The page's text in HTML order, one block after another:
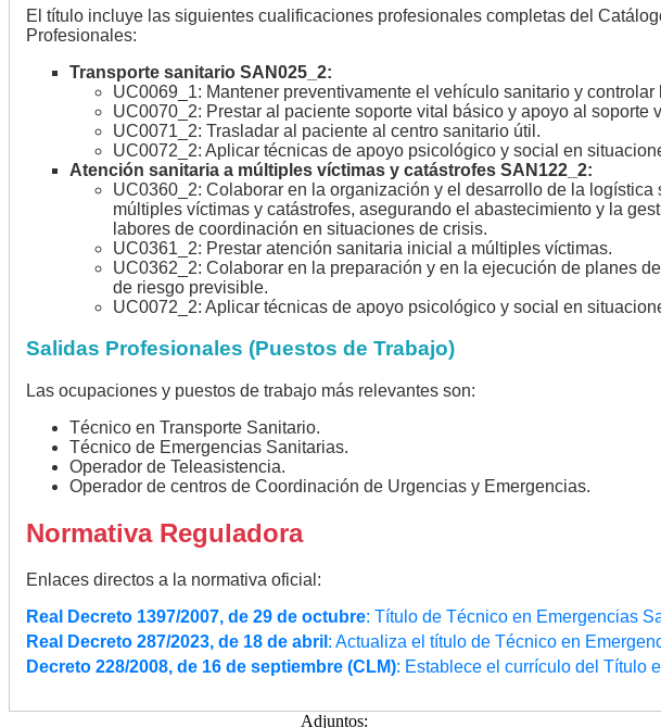
El título incluye las siguientes cualificaciones profesionales completas del
Profesionales:
Transporte sanitario SAN025_2:
UC0069_1: Mantener preventivamente el vehículo sanitario y
UC0070_2: Prestar al paciente soporte vital básico y apoyo al soporte
UC0071_2: Trasladar al paciente al centro sanitario útil.
UC0072_2: Aplicar técnicas de apoyo psicológico y social en
Atención sanitaria a múltiples víctimas y catástrofes SAN122_2:
UC0360_2: Colaborar en la organización y el desarrollo de la logística
múltiples víctimas y catástrofes, asegurando el abastecimiento y la
labores de coordinación en situaciones de crisis.
UC0361_2: Prestar atención sanitaria inicial a múltiples víctimas.
UC0362_2: Colaborar en la preparación y en la ejecución de planes
de riesgo previsible.
UC0072_2: Aplicar técnicas de apoyo psicológico y social en
Salidas Profesionales (Puestos de Trabajo)
Las ocupaciones y puestos de trabajo más relevantes son:
Técnico en Transporte Sanitario.
Técnico de Emergencias Sanitarias.
Operador de Teleasistencia.
Operador de centros de Coordinación de Urgencias y Emergencias.
Normativa Reguladora
Enlaces directos a la normativa oficial:
Real Decreto 1397/2007, de 29 de octubre: Título de Técnico en Emergencias
Real Decreto 287/2023, de 18 de abril : Actualiza el título de Técnico en
Decreto 228/2008, de 16 de septiembre (CLM): Establece el currículo del Título
Adjuntos: